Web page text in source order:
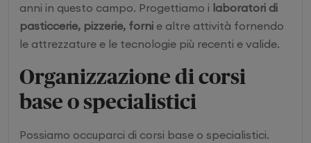
anni in questo campo. Progettiamo i laboratori di
pasticcerie, pizzerie, forni e altre attività fornendo
le attrezzature e le tecnologie più recenti e valide.
Organizzazione di corsi
base o specialistici
Possiamo occuparci di corsi base o specialistici.